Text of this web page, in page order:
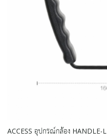
ACCESS อุปกรณ์กล้อง HANDLE-L